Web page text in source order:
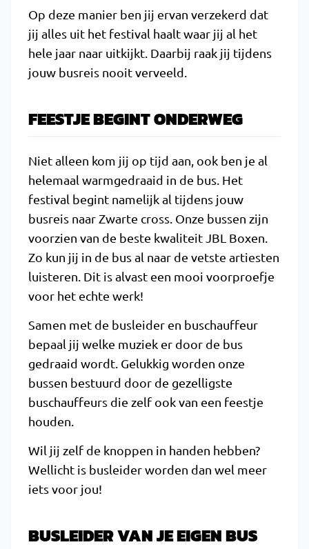
Op deze manier ben jij ervan verzekerd dat
jij alles uit het festival haalt waar jij al het
hele jaar naar uitkijkt. Daarbij raak jij tijdens
jouw busreis nooit verveeld.
FEESTJE BEGINT ONDERWEG
Niet alleen kom jij op tijd aan, ook ben je al
helemaal warmgedraaid in de bus. Het
festival begint namelijk al tijdens jouw
busreis naar Zwarte cross. Onze bussen zijn
voorzien van de beste kwaliteit JBL Boxen.
Zo kun jij in de bus al naar de vetste artiesten
luisteren. Dit is alvast een mooi voorproefje
voor het echte werk!
Samen met de busleider en buschauffeur
bepaal jij welke muziek er door de bus
gedraaid wordt. Gelukkig worden onze
bussen bestuurd door de gezelligste
buschauffeurs die zelf ook van een feestje
houden.
Wil jij zelf de knoppen in handen hebben?
Wellicht is busleider worden dan wel meer
iets voor jou!
BUSLEIDER VAN JE EIGEN BUS